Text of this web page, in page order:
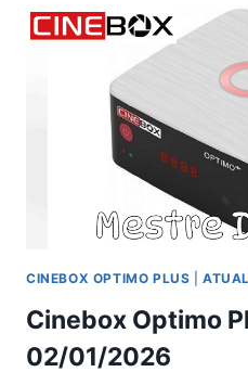
ATUALIZAÇÃO
–
11/01/2026
CINEBOX OPTIMO PLUS |
Cinebox Optimo
02/01/2026